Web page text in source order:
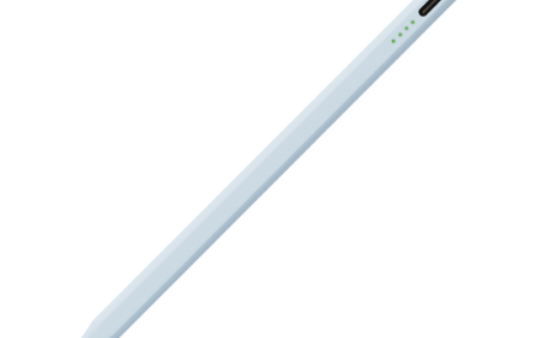
・細かな文字やイラストが描きやすい充電式タッチペン。
・直径1mmの金属製極細ペン先を採用。摩擦の少ない滑るよう